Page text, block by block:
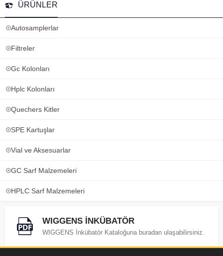
ÜRÜNLER
Autosamplerlar
Filtreler
Gc Kolonları
Hplc Kolonları
Quechers Kitler
SPE Kartuşlar
Vial ve Aksesuarlar
GC Sarf Malzemeleri
HPLC Sarf Malzemeleri
WIGGENS İNKÜBATÖR
WIGGENS İnkübatör Kataloğuna buradan ulaşabilirsiniz.